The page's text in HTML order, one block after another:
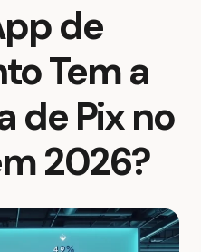
de
Tem a
de Pix no
2026?